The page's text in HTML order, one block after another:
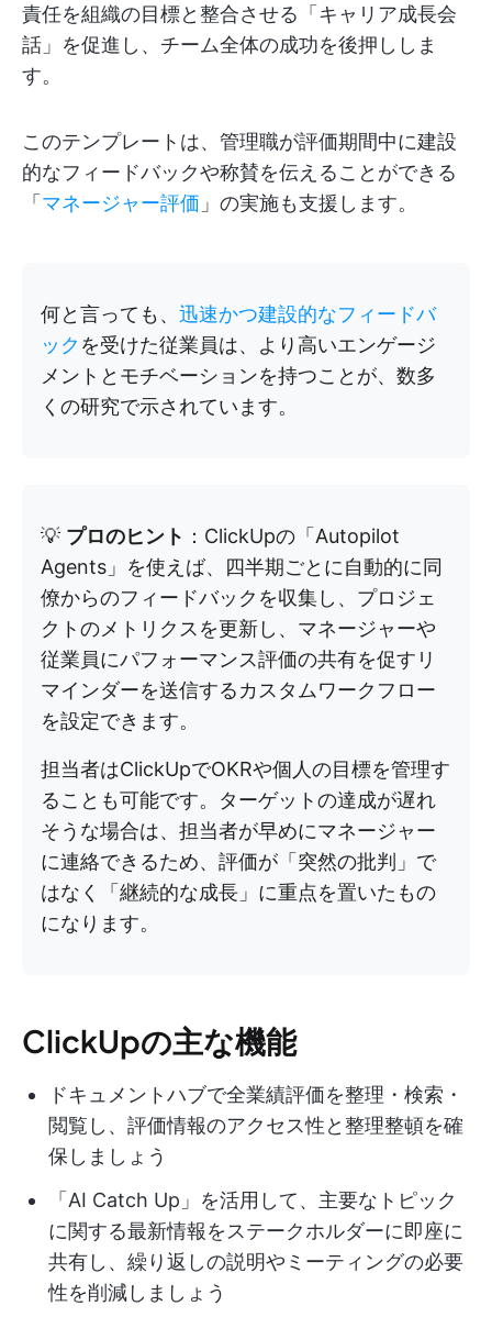
責任を組織の目標と整合させる「キャリア成長会
話」を促進し、チーム全体の成功を後押ししま
す。
このテンプレートは、管理職が評価期間中に建設
的なフィードバックや称賛を伝えることができる
「 マネージャー評価 」の実施も支援します。
何と言っても、 迅速かつ建設的なフィードバ
ック を受けた従業員は、より高いエンゲージ
メントとモチベーションを持つことが、数多
くの研究で示されています。
💡 プロのヒント ：ClickUpの「Autopilot
Agents」を使えば、四半期ごとに自動的に同
僚からのフィードバックを収集し、プロジェ
クトのメトリクスを更新し、マネージャーや
従業員にパフォーマンス評価の共有を促すリ
マインダーを送信するカスタムワークフロー
を設定できます。
担当者はClickUpでOKRや個人の目標を管理す
ることも可能です。ターゲットの達成が遅れ
そうな場合は、担当者が早めにマネージャー
に連絡できるため、評価が「突然の批判」で
はなく「継続的な成長」に重点を置いたもの
になります。
ClickUpの主な機能
ドキュメントハブで全業績評価を整理・検索・
閲覧し、評価情報のアクセス性と整理整頓を確
保しましょう
「AI Catch Up」を活用して、主要なトピック
に関する最新情報をステークホルダーに即座に
共有し、繰り返しの説明やミーティングの必要
性を削減しましょう